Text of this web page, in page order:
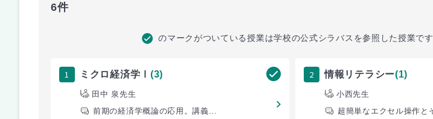
6件
のマークがついている授業は学校の公式シラバスを参照した授業です
1 ミクロ経済学Ⅰ (3)
田中 泉先生
前期の経済学概論の応用。講義...
2 情報リテラシー(1)
小西先生
超簡単なエクセル操作と